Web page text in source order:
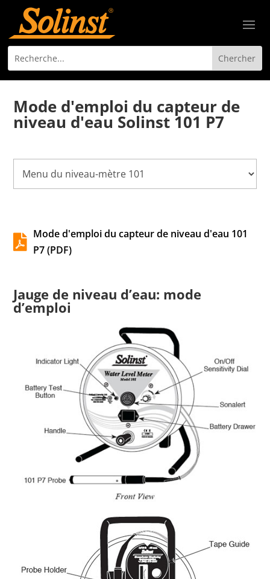
Mode d'emploi du capteur de
niveau d'eau Solinst 101 P7
 Mode d'emploi du capteur de niveau d'eau 101
P7 (PDF)
Jauge de niveau d’eau: mode
d’emploi